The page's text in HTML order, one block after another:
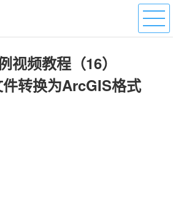
视频教程（16）
转换为ArcGIS格式